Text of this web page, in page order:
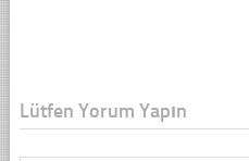
Lütfen Yorum Yapın